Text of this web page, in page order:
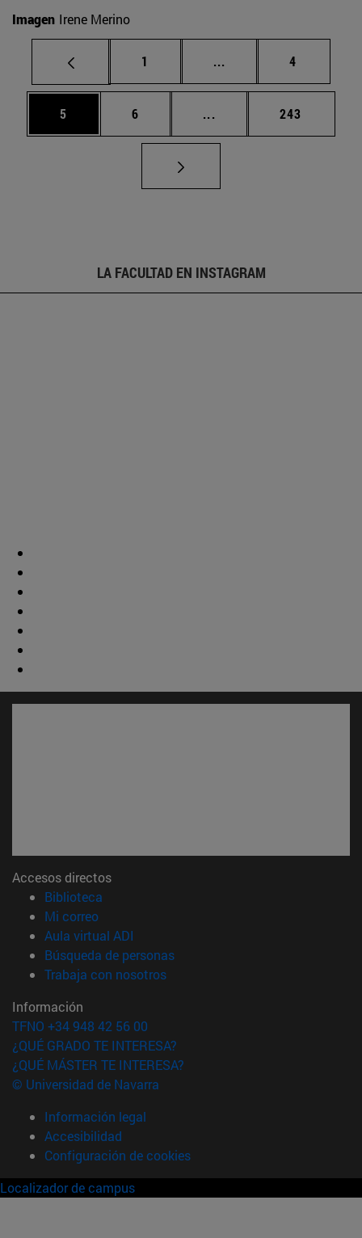
Imagen Irene Merino
Página
1 ... Páginas intermedias
Página
4
Página
5 Página
6 ... Páginas intermedias
Página
243
LA FACULTAD EN INSTAGRAM
Accesos directos
Biblioteca
Mi correo(abre en nueva ventana)
Aula virtual ADI
Búsqueda de personas(abre en nueva ventana)
Trabaja con nosotros(abre en nueva ventana)
Información
TFNO +34 948 42 56 00
¿QUÉ GRADO TE INTERESA?
¿QUÉ MÁSTER TE INTERESA?
© Universidad de Navarra
Información legal
Accesibilidad
Configuración de cookies
Localizador de campus